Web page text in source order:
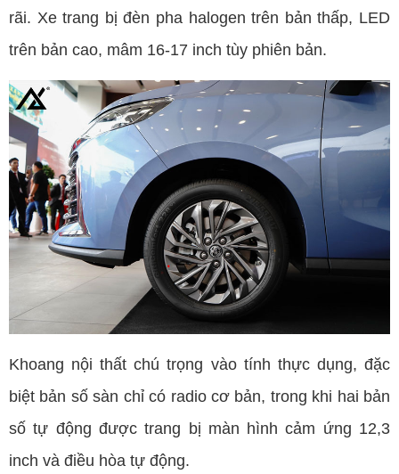
rãi. Xe trang bị đèn pha halogen trên bản thấp, LED
trên bản cao, mâm 16-17 inch tùy phiên bản.
Khoang nội thất chú trọng vào tính thực dụng, đặc
biệt bản số sàn chỉ có radio cơ bản, trong khi hai bản
số tự động được trang bị màn hình cảm ứng 12,3
inch và điều hòa tự động.